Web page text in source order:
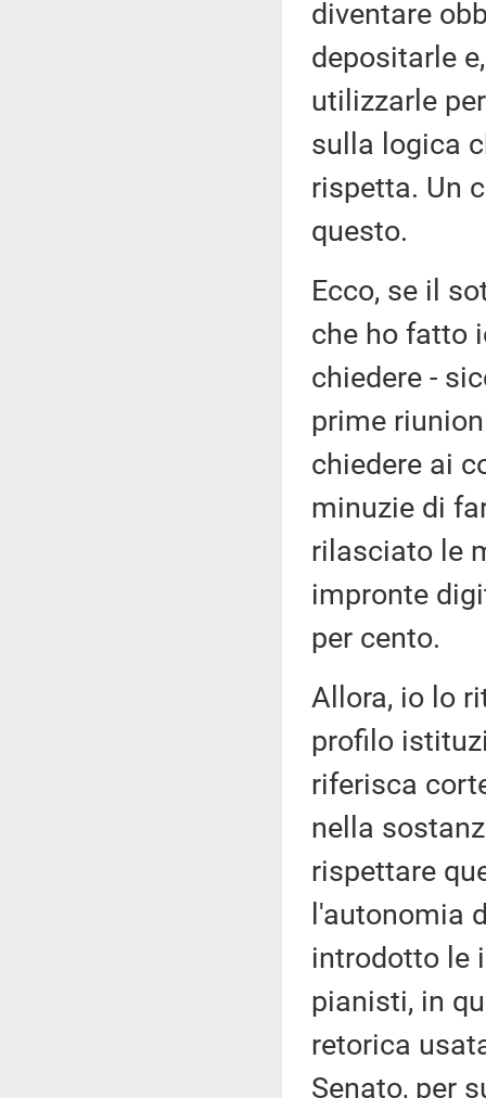
diventare
depositarle
utilizzarle
sulla logica
rispetta. Un
questo.
Ecco, se il
che ho fatto
chiedere -
prime
chiedere ai
minuzie di
rilasciato le
impronte
per cento.
Allora, io lo
profilo
riferisca
nella
rispettare
l'autonomia
introdotto le
pianisti, in
retorica
Senato, per